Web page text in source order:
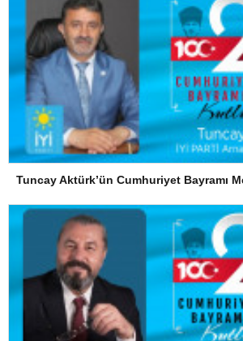
Tuncay Aktürk’ün Cumhuriyet Bayramı